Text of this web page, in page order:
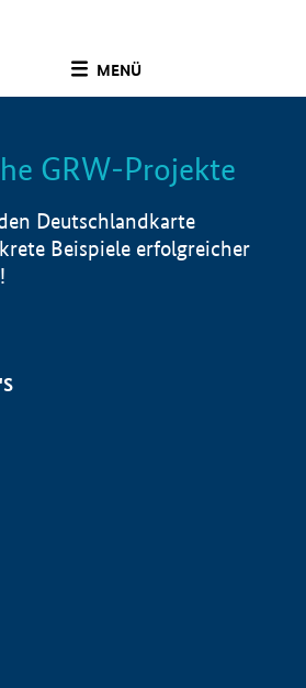
MENÜ
Info
GRW-Projekte
Deutschlandkarte
Beispiele erfolgreicher